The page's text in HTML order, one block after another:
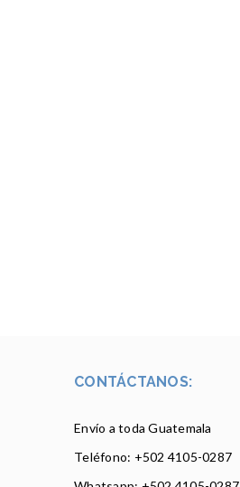
CONTÁCTANOS:
Envío a toda Guatemala
Teléfono: +502 4105-0287